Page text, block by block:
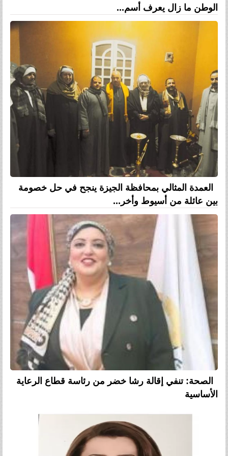
الوطن ما زال يعرف أسم...
العمدة المثالي بمحافظة الجيزة ينجح في حل خصومة
بين عائلة من أسيوط وأخر...
الصحة: تنفي إقالة رشا خضر من رئاسة قطاع الرعاية
الأساسية